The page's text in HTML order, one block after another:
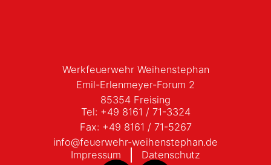
Werkfeuerwehr Weihenstephan
Emil-Erlenmeyer-Forum 2
85354 Freising
Tel: +49 8161 / 71-3324
Fax: +49 8161 / 71-5267
ed.nahpetsnehiew-rhewreuef@ofni
Impressum
Datenschutz